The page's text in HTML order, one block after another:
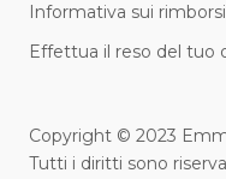
Informativa sui rimborsi
Effettua il reso del tuo
Copyright © 2023
Tutti i diritti sono